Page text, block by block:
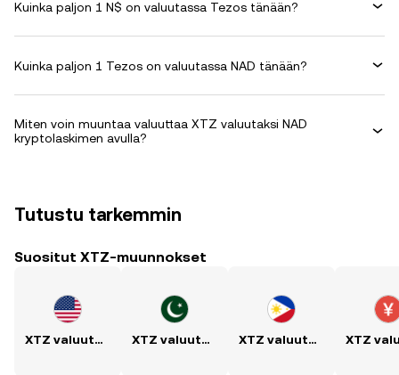
Kuinka paljon 1 N$ on valuutassa Tezos tänään?
Kuinka paljon 1 Tezos on valuutassa NAD tänään?
Miten voin muuntaa valuuttaa XTZ valuutaksi NAD
kryptolaskimen avulla?
Tutustu tarkemmin
Suositut XTZ-muunnokset
XTZ valuutaksi USD XTZ valuutaksi PKR XTZ valuutaksi PHP